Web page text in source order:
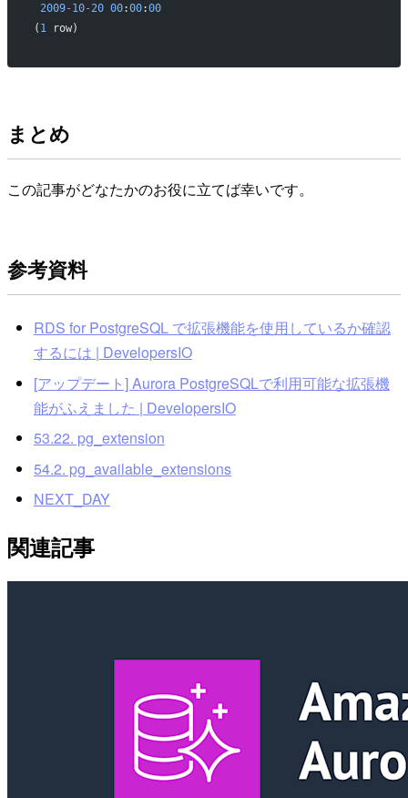
2009-10-20 00:00:00
( 1 row)
まとめ
この記事がどなたかのお役に立てば幸いです。
参考資料
RDS for PostgreSQL で拡張機能を使用しているか確認
するには | DevelopersIO
[アップデート] Aurora PostgreSQLで利用可能な拡張機
能がふえました | DevelopersIO
53.22. pg_extension
54.2. pg_available_extensions
NEXT_DAY
関連記事